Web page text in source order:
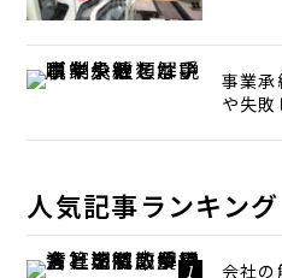
事業承
や失
人気記事ランキング
会社の